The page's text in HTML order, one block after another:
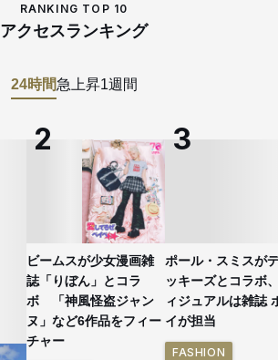
RANKING TOP 10
アクセスランキング
24時間急上昇1週間
ビームスが少女漫画雑
誌「りぼん」とコラ
ボ 「神風怪盗ジャン
ヌ」など6作品をフィー
チャー
ポール・スミスが
ッキーズとコラボ
ィジュアルは雑誌
イが担当
FASHION